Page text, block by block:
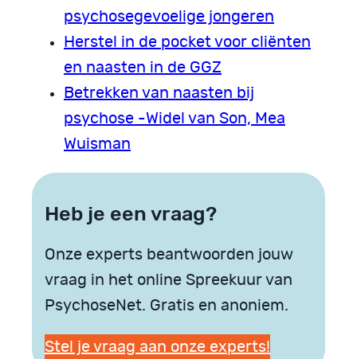
psychosegevoelige jongeren
Herstel in de pocket voor cliënten
en naasten in de GGZ
Betrekken van naasten bij
psychose -Widel van Son, Mea
Wuisman
Heb je een vraag?
Onze experts beantwoorden jouw
vraag in het online Spreekuur van
PsychoseNet. Gratis en anoniem.
Stel je vraag aan onze experts!